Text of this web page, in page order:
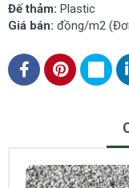
Đế thảm: Plastic
Giá bán: đồng/m2